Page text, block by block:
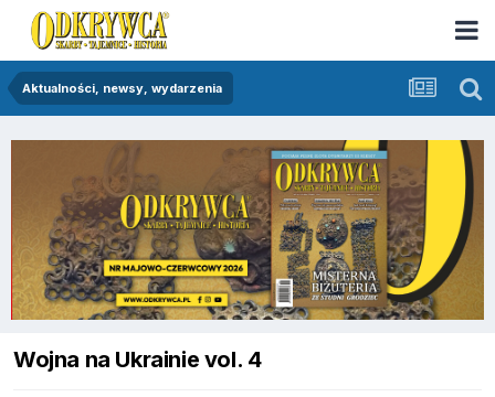
Aktualności, newsy, wydarzenia
Wojna na Ukrainie vol. 4